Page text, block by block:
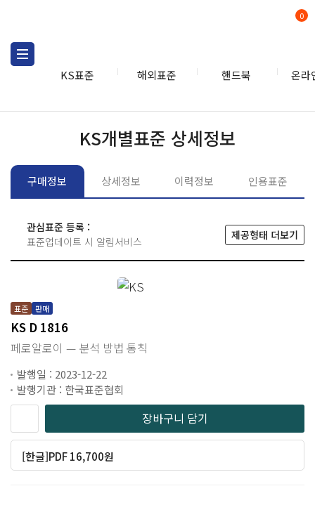
KS표준 해외표준 핸드북 온라
0
KS개별표준 상세정보
구매정보 상세정보 이력정보 인용표준
관심표준 등록 :
표준업데이트 시 알림서비스
제공형태 더보기
표준 판매
KS D 1816
페로알로이 — 분석 방법 통칙
발행일 : 2023-12-22
발행기관 : 한국표준협회
장바구니 담기
[한글]PDF 16,700원